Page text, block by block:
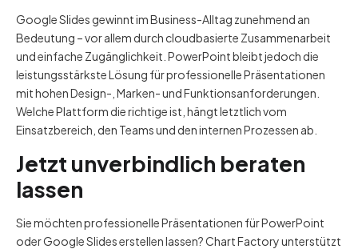
Google Slides gewinnt im Business-Alltag zunehmend an
Bedeutung – vor allem durch cloudbasierte Zusammenarbeit
und einfache Zugänglichkeit. PowerPoint bleibt jedoch die
leistungsstärkste Lösung für professionelle Präsentationen
mit hohen Design-, Marken- und Funktionsanforderungen.
Welche Plattform die richtige ist, hängt letztlich vom
Einsatzbereich, den Teams und den internen Prozessen ab.
Jetzt unverbindlich beraten
lassen
Sie möchten professionelle Präsentationen für PowerPoint
oder Google Slides erstellen lassen? Chart Factory unterstützt